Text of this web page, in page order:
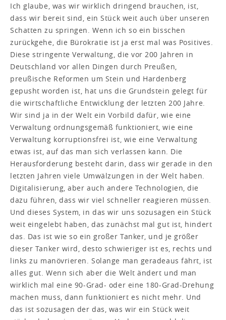
Ich glaube, was wir wirklich dringend brauchen, ist,
dass wir bereit sind, ein Stück weit auch über unseren
Schatten zu springen. Wenn ich so ein bisschen
zurückgehe, die Bürokratie ist ja erst mal was Positives.
Diese stringente Verwaltung, die vor 200 Jahren in
Deutschland vor allen Dingen durch Preußen,
preußische Reformen um Stein und Hardenberg
gepusht worden ist, hat uns die Grundstein gelegt für
die wirtschaftliche Entwicklung der letzten 200 Jahre.
Wir sind ja in der Welt ein Vorbild dafür, wie eine
Verwaltung ordnungsgemäß funktioniert, wie eine
Verwaltung korruptionsfrei ist, wie eine Verwaltung
etwas ist, auf das man sich verlassen kann. Die
Herausforderung besteht darin, dass wir gerade in den
letzten Jahren viele Umwälzungen in der Welt haben.
Digitalisierung, aber auch andere Technologien, die
dazu führen, dass wir viel schneller reagieren müssen.
Und dieses System, in das wir uns sozusagen ein Stück
weit eingelebt haben, das zunächst mal gut ist, hindert
das. Das ist wie so ein großer Tanker, und je größer
dieser Tanker wird, desto schwieriger ist es, rechts und
links zu manövrieren. Solange man geradeaus fährt, ist
alles gut. Wenn sich aber die Welt ändert und man
wirklich mal eine 90-Grad- oder eine 180-Grad-Drehung
machen muss, dann funktioniert es nicht mehr. Und
das ist sozusagen der das, was wir ein Stück weit